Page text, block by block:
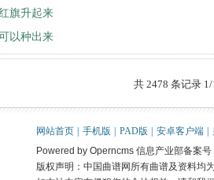
旗升起来
以种出来
共 2478 条记录
网站首页 手机版 PAD版 安卓客户端
Powered by Operncms 信息产业部备案号
版权声明：中国曲谱网所有曲谱及资料均